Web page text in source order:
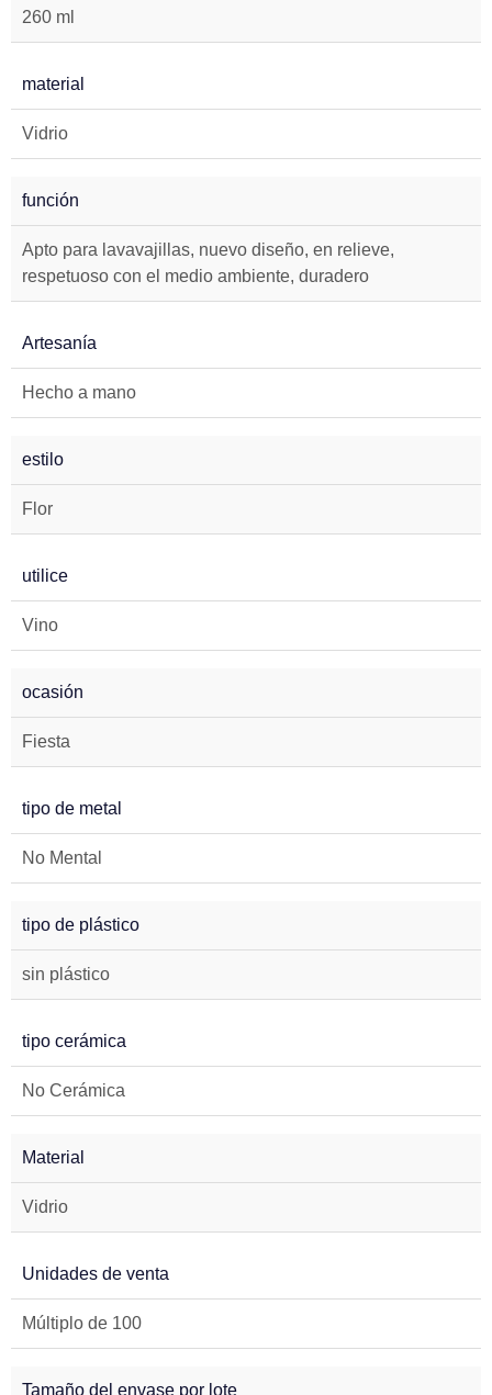
260 ml
material
Vidrio
función
Apto para lavavajillas, nuevo diseño, en relieve,
respetuoso con el medio ambiente, duradero
Artesanía
Hecho a mano
estilo
Flor
utilice
Vino
ocasión
Fiesta
tipo de metal
No Mental
tipo de plástico
sin plástico
tipo cerámica
No Cerámica
Material
Vidrio
Unidades de venta
Múltiplo de 100
Tamaño del envase por lote